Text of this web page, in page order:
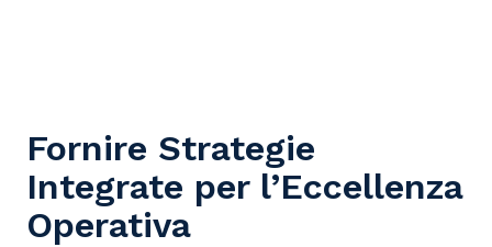
Fornire Strategie
Integrate per l’Eccellenza
Operativa